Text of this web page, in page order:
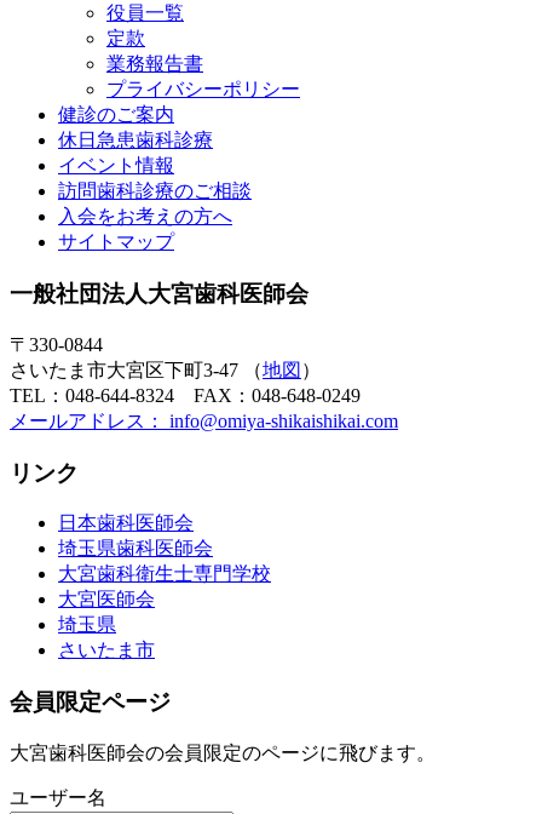
役員一覧
定款
業務報告書
プライバシーポリシー
健診のご案内
休日急患歯科診療
イベント情報
訪問歯科診療のご相談
入会をお考えの方へ
サイトマップ
一般社団法人大宮歯科医師会
〒330-0844
さいたま市大宮区下町3-47 （地図 ）
TEL：048-644-8324 FAX：048-648-0249
メールアドレス： info@omiya-shikaishikai.com
リンク
日本歯科医師会
埼玉県歯科医師会
大宮歯科衛生士専門学校
大宮医師会
埼玉県
さいたま市
会員限定ページ
大宮歯科医師会の会員限定のページに飛びます。
ユーザー名